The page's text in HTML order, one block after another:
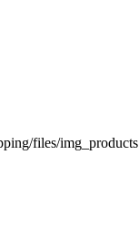
files/img_products